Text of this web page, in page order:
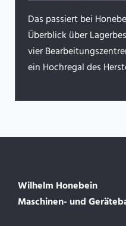
Das passiert bei
Überblick über
vier
ein Hochregal des
Wilhelm Honebein
Maschinen- und